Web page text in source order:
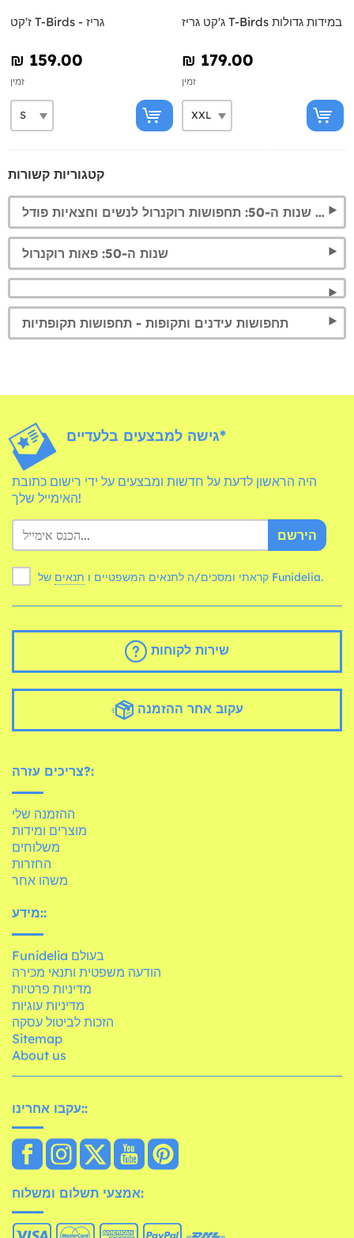
ז'קט T-Birds - גריז
₪‎ 159.00
זמין
ג'קט גריז T-Birds במידות גדולות
₪‎ 179.00
זמין
קטגוריות קשורות
שמלות שנות ה-50: תחפושות רוקנרול לנשים וחצאיות פודל
שנות ה-50: פאות רוקנרול
תחפושות עידנים ותקופות - תחפושות תקופתיות
גישה למבצעים בלעדיים*
היה הראשון לדעת על חדשות ומבצעים על ידי רישום כתובת
האימייל שלך!
הירשם
קראתי ומסכים/ה לתנאים המשפטיים ו תנאים של Funidelia.
שירות לקוחות
עקוב אחר ההזמנה
צריכים עזרה?:
ההזמנה שלי
מוצרים ומידות
משלוחים
החזרות
משהו אחר
מידע::
Funidelia בעולם
הודעה משפטית ותנאי מכירה
מדיניות פרטיות
מדיניות עוגיות
הזכות לביטול עסקה
Sitemap
About us
עקבו אחרינו::
אמצעי תשלום ומשלוח: